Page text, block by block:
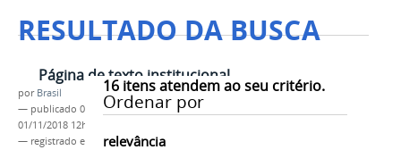
RESULTADO DA BUSCA
16itens atendem ao seu critério.
Ordenar por
relevância
Página de texto institucional
por Brasil
— publicado 04/06/2013 —última modificação
01/11/2018 12h01
— registrado em:
tag 1,tag 2,tag 3